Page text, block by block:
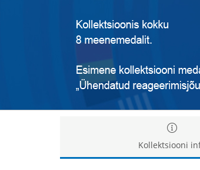
Kollektsiooni